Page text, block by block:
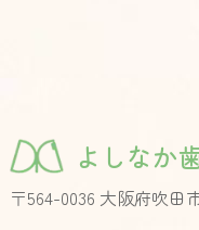
よしなか
〒564-0036 大阪府吹田